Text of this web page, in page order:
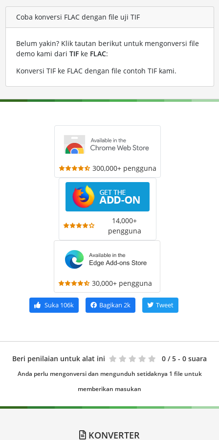
Coba konversi FLAC dengan file uji TIF
Belum yakin? Klik tautan berikut untuk mengonversi file
demo kami dari TIFke FLAC:
Konversi TIF ke FLAC dengan file contoh TIF kami.
300,000+ pengguna
14,000+
pengguna
30,000+ pengguna
Suka106k Bagikan 2k Tweet
Beri penilaian untuk alat ini 0 / 5 - 0 suara
Anda perlu mengonversi dan mengunduh setidaknya 1 file untuk
memberikan masukan
KONVERTER